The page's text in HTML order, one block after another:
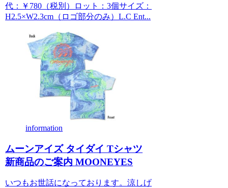
代：￥780（税別）ロット：3個サイズ：
H2.5×W2.3cm（ロゴ部分のみ）L.C Ent...
information
ムーンアイズ タイダイ Tシャツ
新商品のご案内 MOONEYES
いつもお世話になっております。涼しげ